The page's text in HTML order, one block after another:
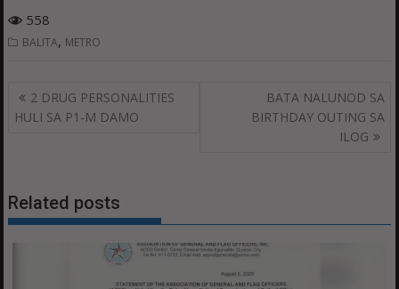
558
BALITA, METRO
Post
navigation
2 DRUG PERSONALITIES
HULI SA P1-M DAMO
BATA NALUNOD SA
BIRTHDAY OUTING SA
ILOG
Related posts